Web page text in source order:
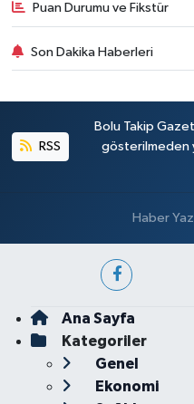
Puan Durumu ve Fikstür
Son Dakika Haberleri
RSS
Bolu Takip
gösterilmeden
Haber
Ana Sayfa
Kategoriler
Genel
Ekonomi